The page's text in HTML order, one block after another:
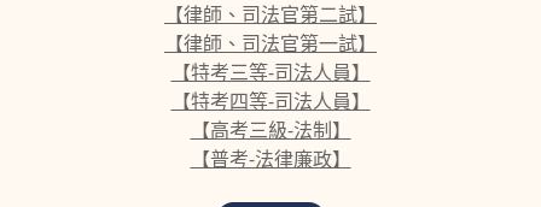
【律師、司法官第二試】
【律師、司法官第一試】
【特考三等-司法人員】
【特考四等-司法人員】
【高考三級-法制】
【普考-法律廉政】